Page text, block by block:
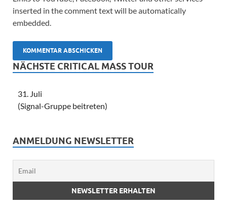
inserted in the comment text will be automatically
embedded.
NÄCHSTE CRITICAL MASS TOUR
31. Juli
(Signal-Gruppe beitreten)
ANMELDUNG NEWSLETTER